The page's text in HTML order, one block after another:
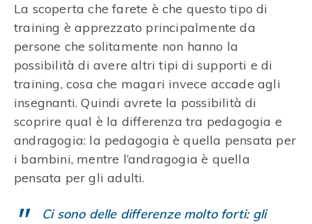
La scoperta che farete è che questo tipo di
training è apprezzato principalmente da
persone che solitamente non hanno la
possibilità di avere altri tipi di supporti e di
training, cosa che magari invece accade agli
insegnanti. Quindi avrete la possibilità di
scoprire qual è la differenza tra pedagogia e
andragogia: la pedagogia è quella pensata per
i bambini, mentre l’andragogia è quella
pensata per gli adulti.
Ci sono delle differenze molto forti: gli